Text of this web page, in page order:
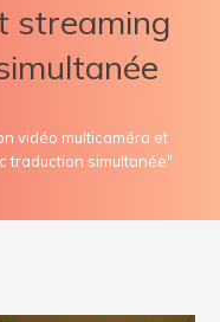
streaming
vidéo multicaméra et
traduction simultanée"